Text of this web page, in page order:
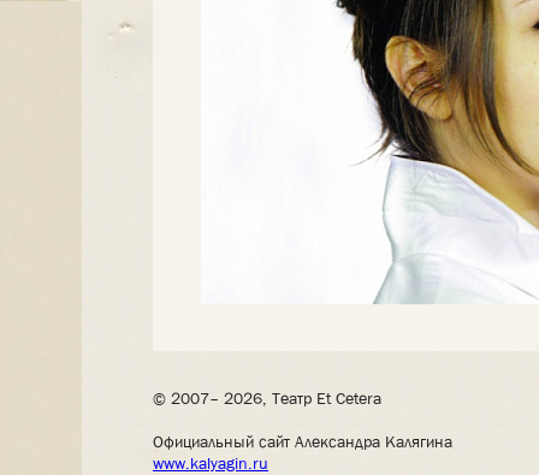
© 2007– 2026, Театр Et Cetera
Официальный сайт Александра Калягина
www.kalyagin.ru